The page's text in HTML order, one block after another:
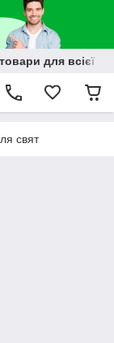
для всієї
свят